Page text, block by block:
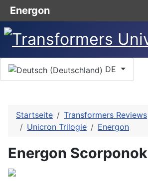
Sprache auswählen
DE
Startseite
Transformers Reviews
Unicron Trilogie
Energon
Energon Scorponok
Energon